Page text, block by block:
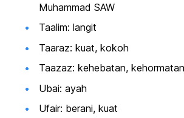
Muhammad SAW
Taalim: langit
Taaraz: kuat, kokoh
Taazaz: kehebatan,
Ubai: ayah
Ufair: berani, kuat